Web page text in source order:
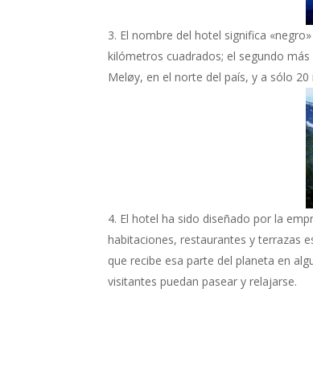
El nombre del hotel significa
kilómetros cuadrados; el segundo
Meløy, en el norte del país, y a sólo
El hotel ha sido diseñado por la
habitaciones, restaurantes y terrazas
que recibe esa parte del planeta en
visitantes puedan pasear y relajarse.